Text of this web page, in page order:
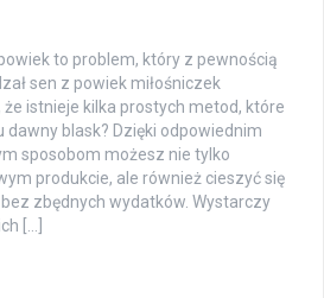
to problem, który z pewnością
sen z powiek miłośniczek
że istnieje kilka prostych metod, które
blask? Dzięki odpowiednim
sposobom możesz nie tylko
produkcie, ale również cieszyć się
zbędnych wydatków. Wystarczy
[…]